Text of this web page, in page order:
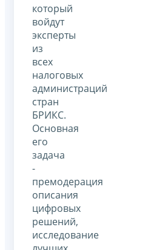
который
войдут
эксперты
из
всех
налоговых
администраций
стран
БРИКС.
Основная
его
задача
-
премодерация
описания
цифровых
решений,
исследование